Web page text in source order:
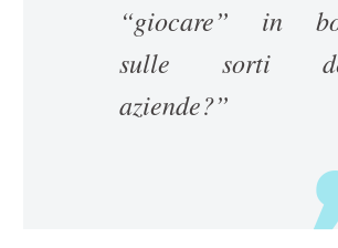
“giocare” in
sulle sorti
aziende?”